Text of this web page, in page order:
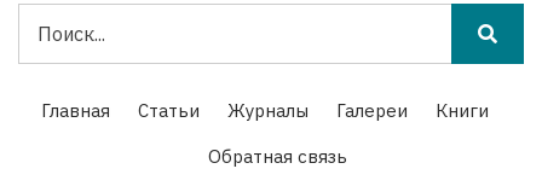
Main
navigation
Главная Статьи Журналы Галереи
Книги
Обратная связь